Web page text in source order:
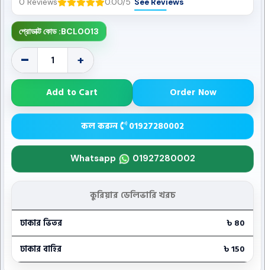
0 Reviews 0.00/5 See Reviews
প্রোডাক্ট কোড :BCL0013
- +
Add to Cart Order Now
কল করুন 01927280002
Whatsapp 01927280002
কুরিয়ার ডেলিভারি খরচ
ঢাকার ভিতর
৳ 80
ঢাকার বাহির
৳ 150